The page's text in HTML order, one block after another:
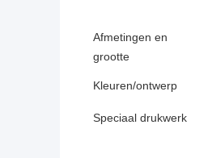
Afmetingen en
grootte
Kleuren/ontwerp
Speciaal drukwerk